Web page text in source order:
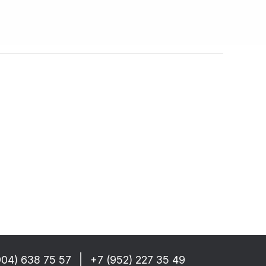
KERAX
Eurotech
638 75 57 +7 (952) 227 35 49